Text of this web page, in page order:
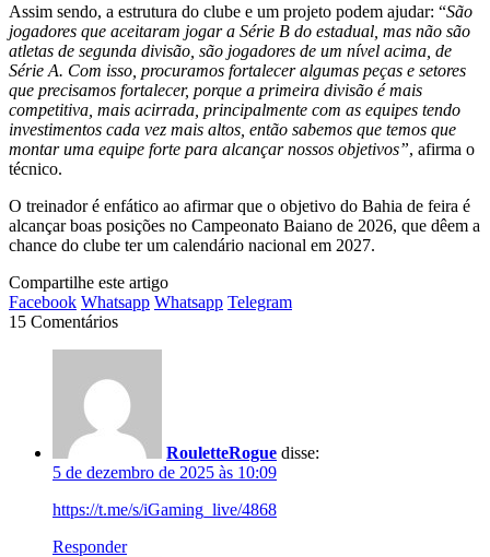
Assim sendo, a estrutura do clube e um projeto podem ajudar: “São
jogadores que aceitaram jogar a Série B do estadual, mas não são
atletas de segunda divisão, são jogadores de um nível acima, de
Série A. Com isso, procuramos fortalecer algumas peças e setores
que precisamos fortalecer, porque a primeira divisão é mais
competitiva, mais acirrada, principalmente com as equipes tendo
investimentos cada vez mais altos, então sabemos que temos que
montar uma equipe forte para alcançar nossos objetivos”, afirma o
técnico.
O treinador é enfático ao afirmar que o objetivo do Bahia de feira é
alcançar boas posições no Campeonato Baiano de 2026, que dêem a
chance do clube ter um calendário nacional em 2027.
Compartilhe este artigo
Facebook Whatsapp Whatsapp Telegram
15 Comentários
RouletteRogue disse:
5 de dezembro de 2025 às 10:09
https://t.me/s/iGaming_live/4868
Responder